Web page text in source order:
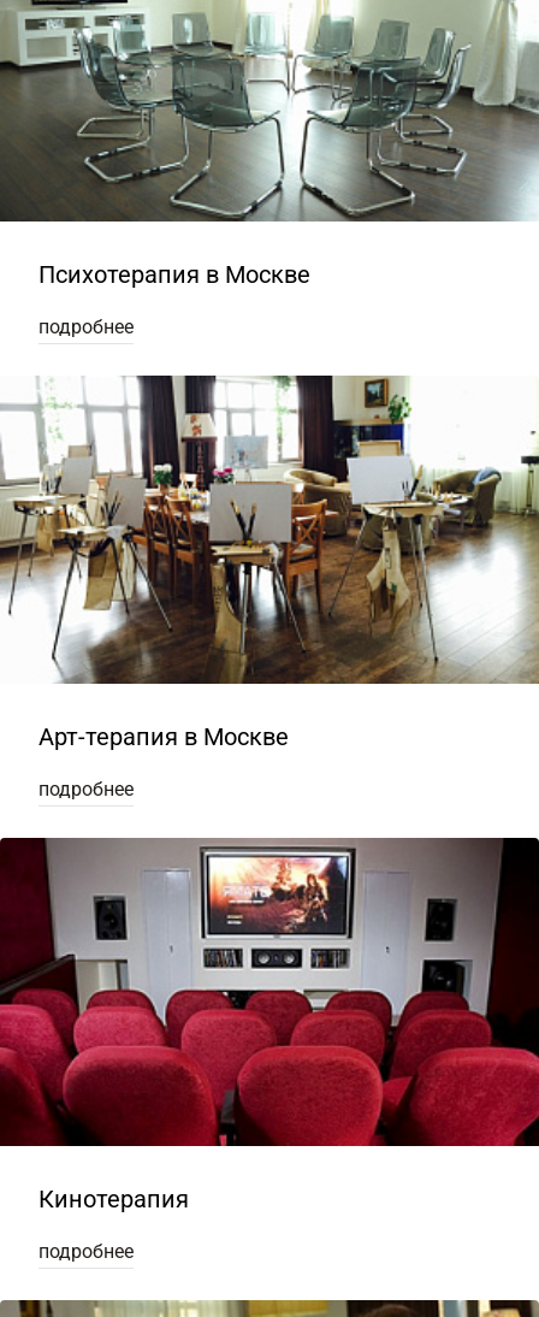
Психотерапия в Москве
подробнее
Арт-терапия в Москве
подробнее
Кинотерапия
подробнее